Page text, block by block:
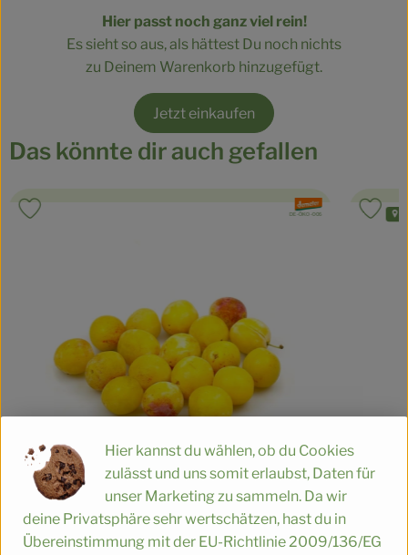
Drogerie & Haushalt
Für Kita & Büro
Hier passt noch ganz viel rein!
Es sieht so aus, als hättest Du noch nichts
zu Deinem Warenkorb hinzugefügt.
Jetzt einkaufen
Das könnte dir auch gefallen
zum Warenkorb hinzufügen Produkt zum
, Verband:
, Kontrollstelle:
DE-ÖKO-006
Hier kannst du wählen, ob du Cookies
zulässt und uns somit erlaubst, Daten für
unser Marketing zu sammeln. Da wir
deine Privatsphäre sehr wertschätzen, hast du in
Übereinstimmung mit der EU-Richtlinie 2009/136/EG